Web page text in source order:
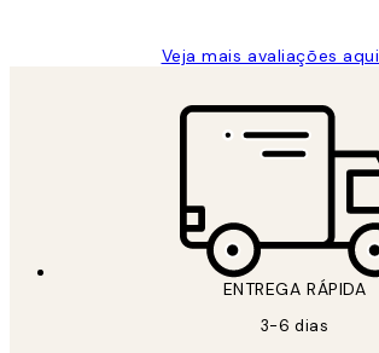
Veja mais avaliações aqui
ENTREGA RÁPIDA
3-6 dias